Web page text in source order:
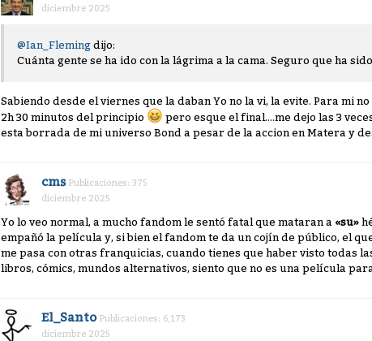
diciembre 2025
@Ian_Fleming dijo:
Cuánta gente se ha ido con la lágrima a la cama. Seguro que ha
Sabiendo desde el viernes que la daban Yo no la vi, la evite. Para mi
2h 30 minutos del principio
pero esque el final....me dejo las 3
esta borrada de mi universo Bond a pesar de la accion en Matera y
cms Publicaciones: 375
diciembre 2025
Yo lo veo normal, a mucho fandom le sentó fatal que mataran a «su»
empañó la película y, si bien el fandom te da un cojín de público, el
me pasa con otras franquicias, cuando tienes que haber visto todas
libros, cómics, mundos alternativos, siento que no es una película
El_Santo Publicaciones: 6,173
diciembre 2025